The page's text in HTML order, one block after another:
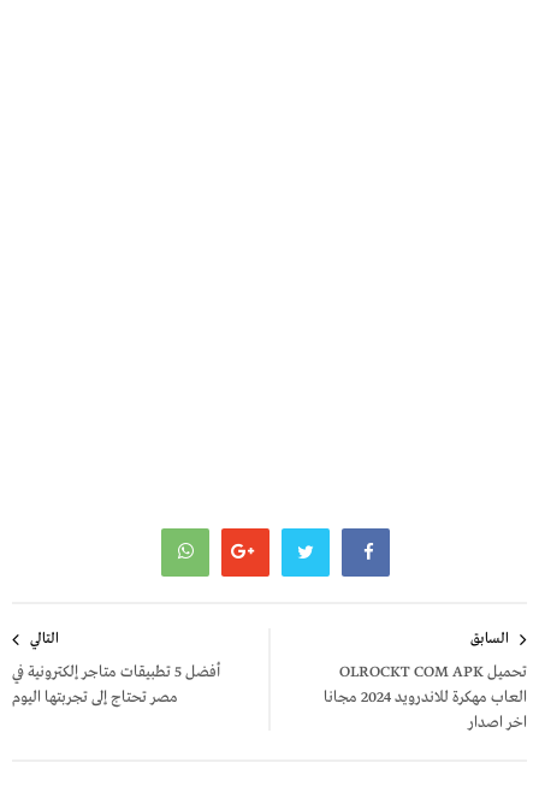
المقالات
السابق
تحميل OLROCKT COM APK
العاب مهكرة للاندرويد 2024 مجانا
اخر اصدار
التالي
أفضل 5 تطبيقات متاجر إلكترونية في
مصر تحتاج إلى تجربتها اليوم